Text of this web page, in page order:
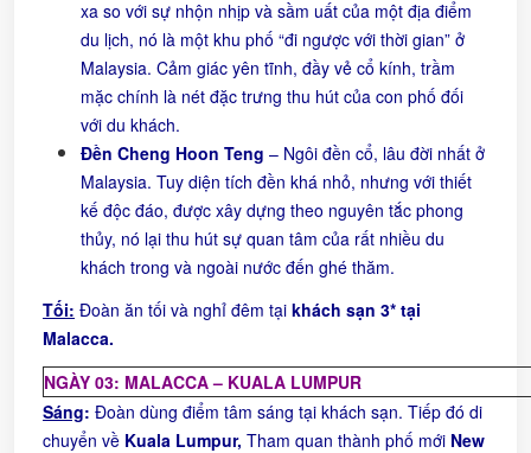
xa so với sự nhộn nhịp và sầm uất của một địa điểm
du lịch, nó là một khu phố “đi ngược với thời gian” ở
Malaysia. Cảm giác yên tĩnh, đầy vẻ cổ kính, trầm
mặc chính là nét đặc trưng thu hút của con phố đối
với du khách.
Đền Cheng Hoon Teng – Ngôi đền cổ, lâu đời nhất ở
Malaysia. Tuy diện tích đền khá nhỏ, nhưng với thiết
kế độc đáo, được xây dựng theo nguyên tắc phong
thủy, nó lại thu hút sự quan tâm của rất nhiều du
khách trong và ngoài nước đến ghé thăm.
Tối: Đoàn ăn tối và nghỉ đêm tại khách sạn 3* tại
Malacca.
NGÀY 03: MALACCA – KUALA LUMPUR
Sáng: Đoàn dùng điểm tâm sáng tại khách sạn. Tiếp đó di
chuyển về Kuala Lumpur, Tham quan thành phố mới New